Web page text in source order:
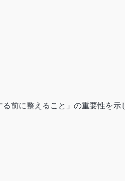
前に整えること」の重要性を